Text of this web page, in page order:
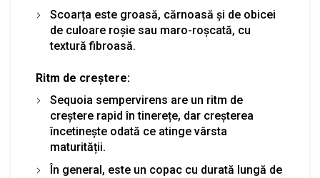
Scoarța este groasă, cărnoasă și de obicei
de culoare roșie sau maro-roșcată, cu
textură fibroasă.
Ritm de creștere:
Sequoia sempervirens are un ritm de
creștere rapid în tinerețe, dar creșterea
încetinește odată ce atinge vârsta
maturității.
În general, este un copac cu durată lungă de